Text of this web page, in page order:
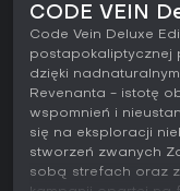
CODE VEIN
Code Vein Deluxe
postapokaliptycznej
dzięki
Revenanta - istotę
wspomnień i
się na eksploracji
stworzeń zwanych
sobą strefach oraz